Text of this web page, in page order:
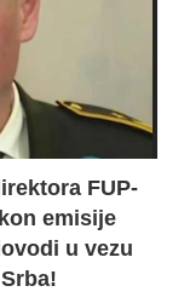
FUP-
emisije
u vezu